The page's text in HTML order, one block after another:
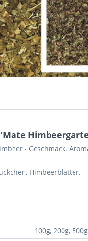
- Geschmack.
Himbeerblätter.
100g, 200g, 500g